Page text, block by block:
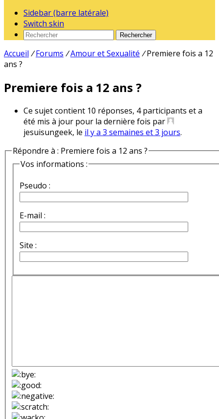
Sidebar (barre latérale)
Switch skin
Rechercher
Accueil / Forums /Amour et Sexualité / Premiere fois a 12
ans ?
Premiere fois a 12 ans ?
Ce sujet contient 10 réponses, 4 participants et a
été mis à jour pour la dernière fois par
jesuisungeek, le il y a 3 semaines et 3 jours.
Répondre à : Premiere fois a 12 ans ?
Vos informations :
Pseudo :
E-mail :
Site :